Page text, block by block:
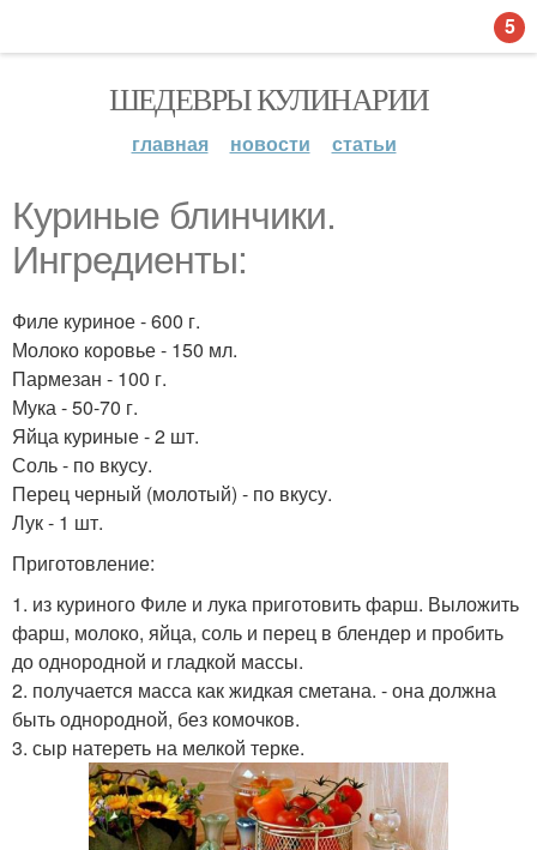
ШЕДЕВРЫ КУЛИНАРИИ
главная новости статьи
Куриные блинчики.
Ингредиенты:
Филе куриное - 600 г.
Молоко коровье - 150 мл.
Пармезан - 100 г.
Мука - 50-70 г.
Яйца куриные - 2 шт.
Соль - по вкусу.
Перец черный (молотый) - по вкусу.
Лук - 1 шт.
Приготовление:
1. из куриного Филе и лука приготовить фарш. Выложить
фарш, молоко, яйца, соль и перец в блендер и пробить
до однородной и гладкой массы.
2. получается масса как жидкая сметана. - она должна
быть однородной, без комочков.
3. сыр натереть на мелкой терке.
5